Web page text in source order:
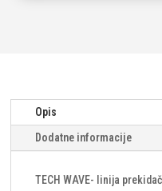
stakleni
okvir-
zlatna
količina
Opis
Dodatne informacije
TECH WAVE- linija